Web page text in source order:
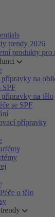
trendy 2026
produkty pro
na
SPF
na tělo
se SPF
přípravky
o tělo